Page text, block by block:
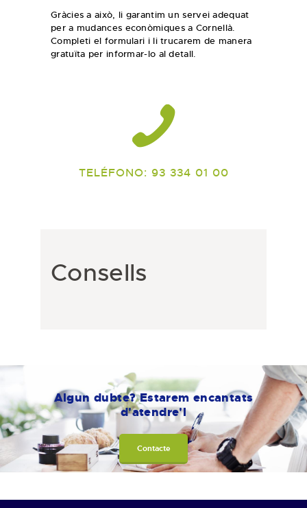
Gràcies a això, li garantim un servei adequat
per a mudances econòmiques a Cornellà.
Completi el formulari i li trucarem de manera
gratuïta per informar-lo al detall.
TELÉFONO: 93 334 01 00
Consells
Algun dubte? Estarem encantats
d'atendre'l
Contacte